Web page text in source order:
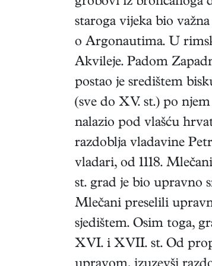
staroga vijeka bio
o Argonautima. U
Akvileje. Padom
postao je središtem
(sve do XV. st.) po
nalazio pod vlašću
razdoblja vladavine
vladari, od 1118.
st. grad je bio upravno
Mlečani preselili
sjedištem. Osim toga,
XVI. i XVII. st. Od